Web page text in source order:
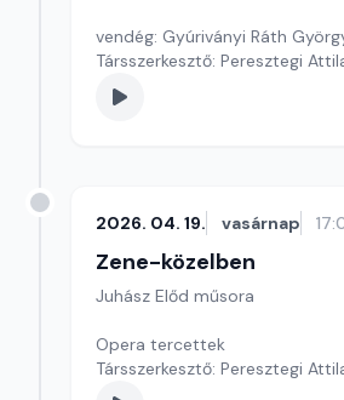
vendég: Gyúriványi Ráth
Társszerkesztő: Peresztegi
2026. 04. 19. vasárnap
Zene-közelben
Juhász Előd műsora
Opera tercettek
Társszerkesztő: Peresztegi